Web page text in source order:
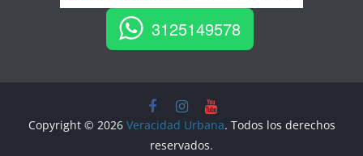
3125149578
Copyright © 2026 Veracidad Urbana. Todos los derechos
reservados.